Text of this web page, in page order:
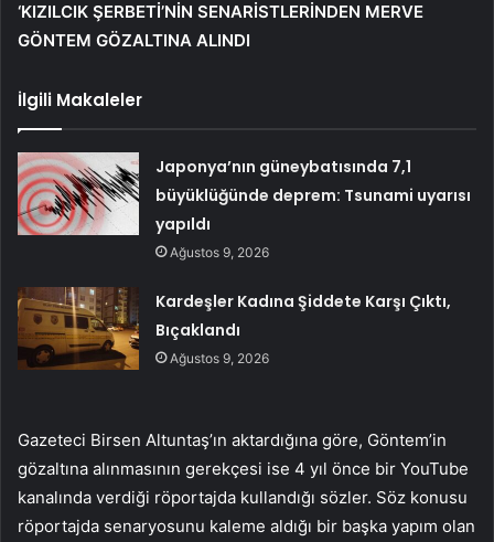
‘KIZILCIK ŞERBETİ’NİN SENARİSTLERİNDEN MERVE
GÖNTEM GÖZALTINA ALINDI
İlgili Makaleler
Japonya’nın güneybatısında 7,1
büyüklüğünde deprem: Tsunami uyarısı
yapıldı
Ağustos 9, 2026
Kardeşler Kadına Şiddete Karşı Çıktı,
Bıçaklandı
Ağustos 9, 2026
Gazeteci Birsen Altuntaş’ın aktardığına göre, Göntem’in
gözaltına alınmasının gerekçesi ise 4 yıl önce bir YouTube
kanalında verdiği röportajda kullandığı sözler. Söz konusu
röportajda senaryosunu kaleme aldığı bir başka yapım olan